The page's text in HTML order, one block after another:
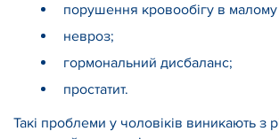
порушення кровообігу в малому
невроз;
гормональний дисбаланс;
простатит.
Такі проблеми у чоловіків виникають з